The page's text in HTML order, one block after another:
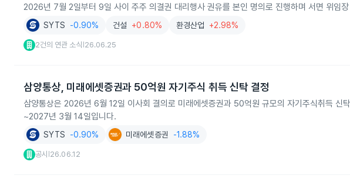
2026년 7월 2일부터 9일 사이 주주 의결권 대리행사 권유를 본인 명의로 진행하며 서면 위임
SYTS -0.90% 건설 +0.80% 환경산업 +2.98%
2건의 연관 소식 26.06.25
삼양통상, 미래에셋증권과 50억원 자기주식 취득 신탁 결정
삼양통상은 2026년 6월 12일 이사회 결의로 미래에셋증권과 50억원 규모의 자기주식취득 신
~2027년 3월 14일입니다.
SYTS -0.90% 미래에셋증권 -1.88%
공시 26.06.12